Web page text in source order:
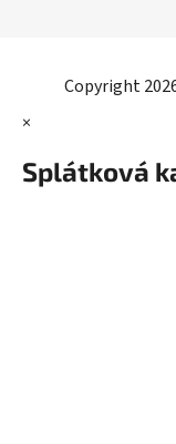
Copyright
×
Splátková